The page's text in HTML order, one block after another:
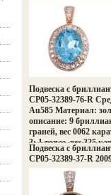
Подвеска с
CP05-32389-76-R
Au585 Материал:
описание: 9
граней, вес 0062
3; 1 топаз, вес 325
Подвеска с
CP05-32389-37-R